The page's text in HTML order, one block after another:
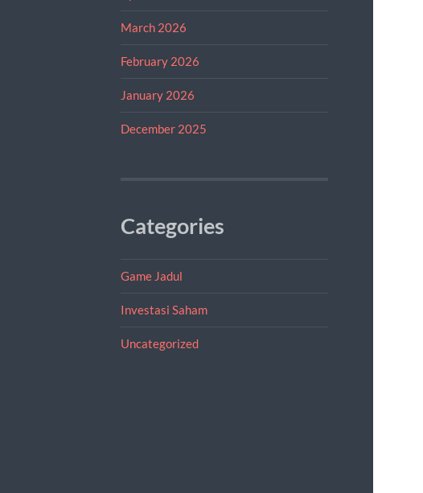
March 2026
February 2026
January 2026
December 2025
Categories
Game Jadul
Investasi Saham
Uncategorized